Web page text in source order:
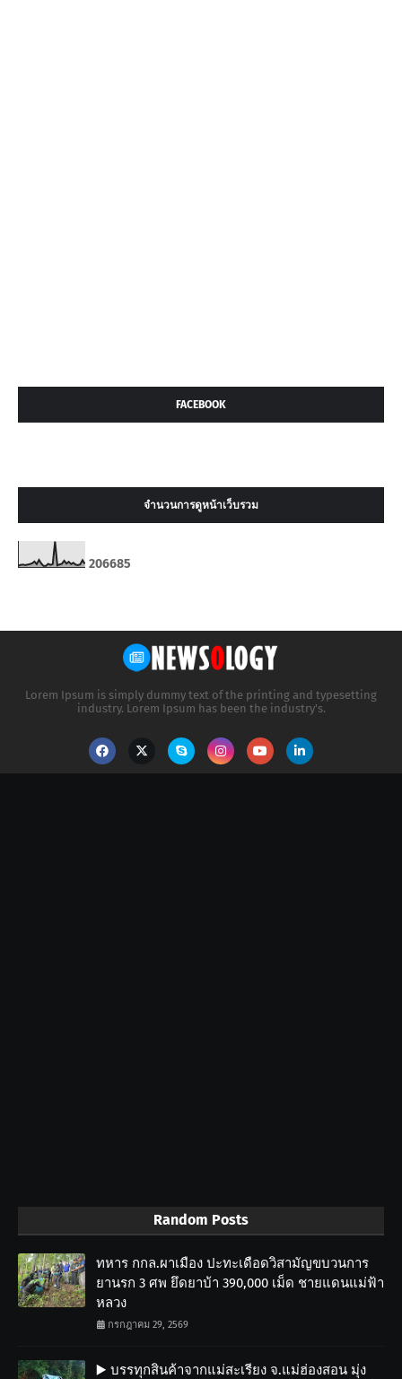
FACEBOOK
จำนวนการดูหน้าเว็บรวม
206685
Lorem Ipsum is simply dummy text of the printing and typesetting
industry. Lorem Ipsum has been the industry's.
Random Posts
ทหาร กกล.ผาเมือง ปะทะเดือดวิสามัญขบวนการ
ยานรก 3 ศพ ยึดยาบ้า 390,000 เม็ด ชายแดนแม่ฟ้า
หลวง
กรกฎาคม 29, 2569
▶️ บรรทุกสินค้าจากแม่สะเรียง จ.แม่ฮ่องสอน มุ่ง